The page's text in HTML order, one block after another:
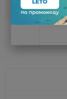
Белгород